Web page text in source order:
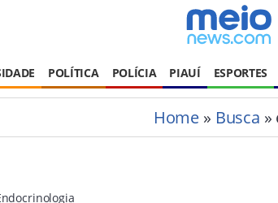
POLÍTICA POLÍCIA PIAUÍ ESPORTES
Home » Busca »